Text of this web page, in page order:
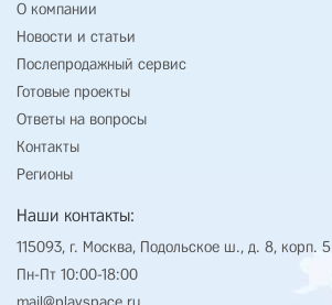
О компании
Новости и статьи
Послепродажный сервис
Готовые проекты
Ответы на вопросы
Контакты
Регионы
Наши контакты:
115093, г. Москва, Подольское ш., д. 8, корп. 5
Пн-Пт 10:00-18:00